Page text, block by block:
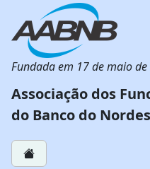
Fundada em 17 de maio
Associação dos
do Banco do